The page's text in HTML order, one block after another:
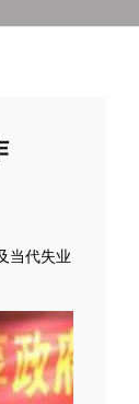
当代失业